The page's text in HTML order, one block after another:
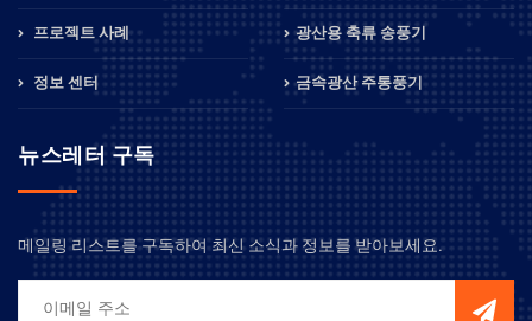
프로젝트 사례
정보 센터
광산용 축류 송풍기
금속광산 주통풍기
뉴스레터 구독
메일링 리스트를 구독하여 최신 소식과 정보를 받아보세요.